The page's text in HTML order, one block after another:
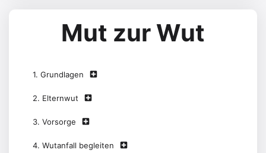
Mut zur Wut
1. Grundlagen
2. Elternwut
3. Vorsorge
4. Wutanfall begleiten